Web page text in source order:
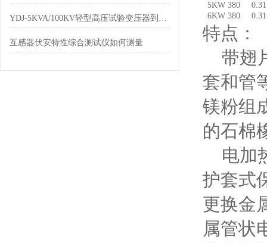
YDJ-5KVA/100KV轻型高压试验变压器到底有多轻
互感器伏安特性综合测试仪如何测量
5KW 380
0.31
6KW 380 0.31
特点：
带翅
套和管
镁粉组
的石棉
电加
护套式
更换金
属管状